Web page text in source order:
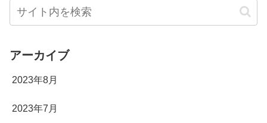
アーカイブ
2023年8月
2023年7月